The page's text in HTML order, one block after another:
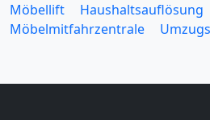
Möbellift
Haushaltsauflösung
Möbelmitfahrzentrale